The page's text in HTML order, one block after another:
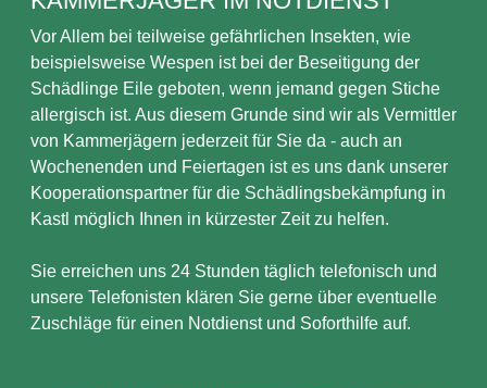
Vor Allem bei teilweise gefährlichen Insekten, wie
beispielsweise Wespen ist bei der Beseitigung der
Schädlinge Eile geboten, wenn jemand gegen Stiche
allergisch ist. Aus diesem Grunde sind wir als Vermittler
von Kammerjägern jederzeit für Sie da - auch an
Wochenenden und Feiertagen ist es uns dank unserer
Kooperationspartner für die Schädlingsbekämpfung in
Kastl möglich Ihnen in kürzester Zeit zu helfen.
Sie erreichen uns 24 Stunden täglich telefonisch und
unsere Telefonisten klären Sie gerne über eventuelle
Zuschläge für einen Notdienst und Soforthilfe auf.